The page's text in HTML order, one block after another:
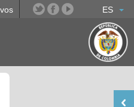
ES